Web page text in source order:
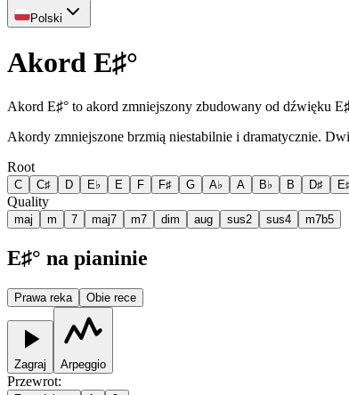
Polski
Akord E♯°
Akord E♯° to akord zmniejszony zbudowany od dźwięku
Akordy zmniejszone brzmią niestabilnie i dramatycznie.
Root
C C♯ D E♭ E F F♯ G A♭ A B♭ B D♯
Quality
maj m 7 maj7 m7 dim aug sus2 sus4 m7b5
E♯° na pianinie
Prawa reka Obie rece
Zagraj Arpeggio
Przewrot: